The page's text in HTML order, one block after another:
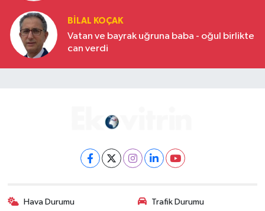
BILAL KOÇAK
Vatan ve bayrak uğruna baba - oğul birlikte
can verdi
Hava Durumu Trafik Durumu